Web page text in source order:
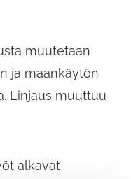
muutetaan
ja maankäytön
Linjaus muuttuu
alkavat